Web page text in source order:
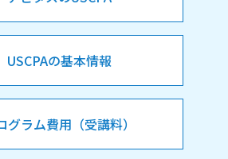
USCPAの基本情報
グラム費用（受講料）